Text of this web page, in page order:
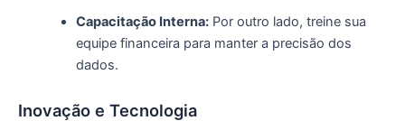
Capacitação Interna:Por outro lado, treine sua
equipe financeira para manter a precisão dos
dados.
Inovação e Tecnologia